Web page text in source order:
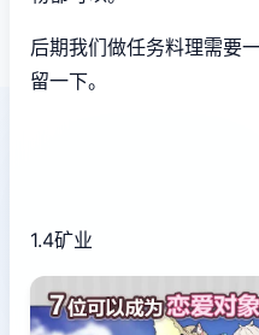
后期我们做任务料理需要
留一下。
1.4矿业